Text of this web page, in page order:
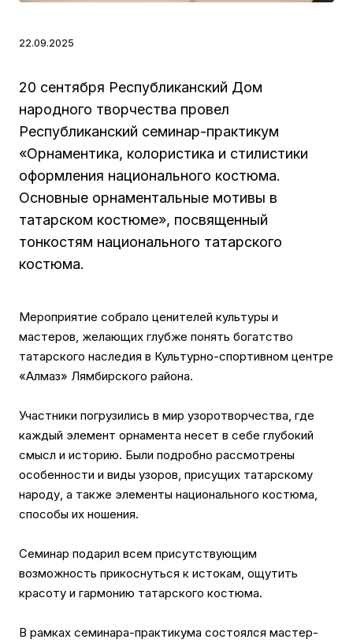
22.09.2025
20 сентября Республиканский Дом
народного творчества провел
Республиканский семинар-практикум
«Орнаментика, колористика и стилистики
оформления национального костюма.
Основные орнаментальные мотивы в
татарском костюме», посвященный
тонкостям национального татарского
костюма.
Мероприятие собрало ценителей культуры и
мастеров, желающих глубже понять богатство
татарского наследия в Культурно-спортивном центре
«Алмаз» Лямбирского района.
Участники погрузились в мир узоротворчества, где
каждый элемент орнамента несет в себе глубокий
смысл и историю. Были подробно рассмотрены
особенности и виды узоров, присущих татарскому
народу, а также элементы национального костюма,
способы их ношения.
Семинар подарил всем присутствующим
возможность прикоснуться к истокам, ощутить
красоту и гармонию татарского костюма.
В рамках семинара-практикума состоялся мастер-